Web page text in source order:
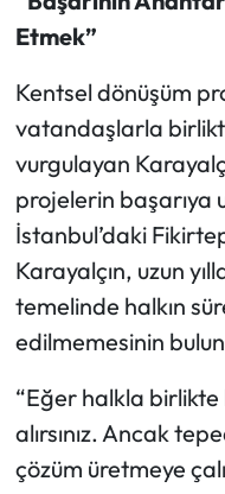
Etmek”
Kentsel dönüşüm
vatandaşlarla
vurgulayan
projelerin başarıya
İstanbul’daki
Karayalçın, uzun
temelinde halkın
edilmemesinin
“Eğer halkla
alırsınız. Ancak
çözüm üretmeye